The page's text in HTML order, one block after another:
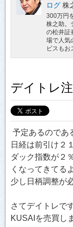
ログ 株
300万円
株之助。
の松井証
場で人気
ビスもお
デイトレ
予定あるのであ
日経は前引け２
ダック指数が２
くなってきてる
少し日柄調整が
さてデイトレで
KUSAIを売買し